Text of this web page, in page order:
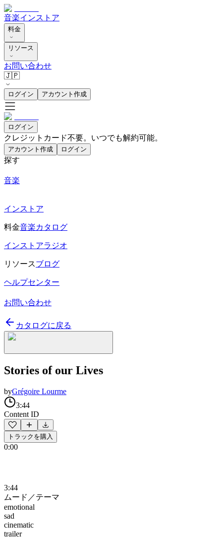
音楽インストア
料金
リソース
お問い合わせ
🇯🇵
ログイン アカウント作成
ログイン
クレジットカード不要。いつでも解約可能。
アカウント作成 ログイン
探す
音楽
インストア
料金音楽カタログ
インストアラジオ
リソースブログ
ヘルプセンター
お問い合わせ
カタログに戻る
Stories of our Lives
byGrégoire Lourme
3:44
Content ID
トラックを購入
0:00
3:44
ムード／テーマ
emotional
sad
cinematic
trailer